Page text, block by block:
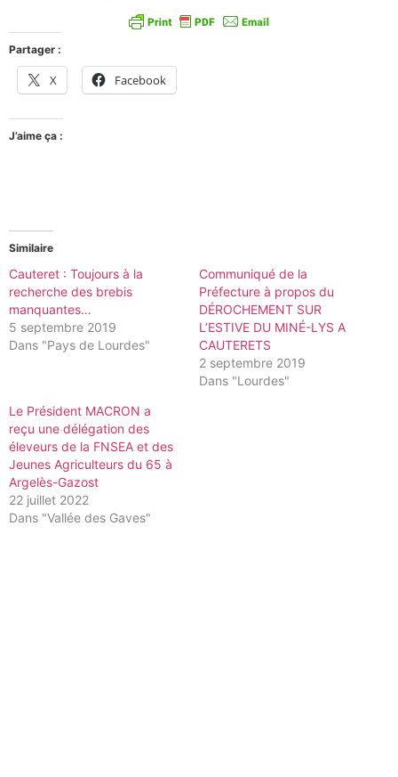
Partager :
X Facebook
J’aime ça :
Similaire
Cauteret : Toujours à la
recherche des brebis
manquantes…
5 septembre 2019
Dans "Pays de Lourdes"
Communiqué de la
Préfecture à propos du
DÉROCHEMENT SUR
L’ESTIVE DU MINÉ-LYS A
CAUTERETS
2 septembre 2019
Dans "Lourdes"
Le Président MACRON a
reçu une délégation des
éleveurs de la FNSEA et des
Jeunes Agriculteurs du 65 à
Argelès-Gazost
22 juillet 2022
Dans "Vallée des Gaves"